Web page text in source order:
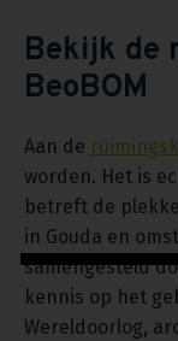
Bekijk de
BeoBOM
Aan de
worden. Het is
betreft de
in Gouda en
samengesteld
kennis op het
Wereldoorlog,